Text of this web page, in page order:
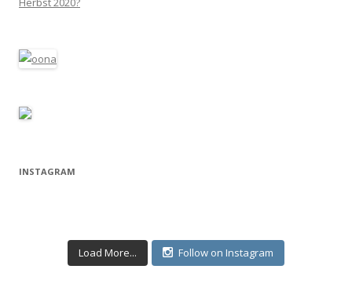
INSTAGRAM
Load More... Follow on Instagram